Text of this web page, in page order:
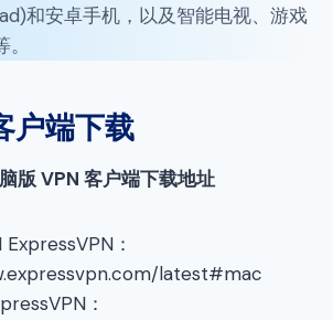
和安卓手机，以及智能电视、游戏
户端下载
版 VPN 客户端下载地址
：
latest#mac
：